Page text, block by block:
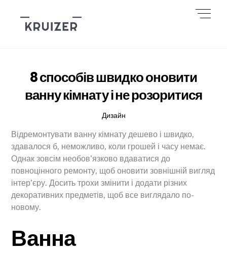
content
8 способів швидко оновити
ванну кімнату і не розоритися
Дизайн
Відремонтувати ванну кімнату дешево і швидко,
здавалося б, неможливо, коли грошей і часу немає.
Однак зовсім необов’язково вдаватися до
повноцінного ремонту, щоб оновити зовнішній вигляд
інтер’єру. Досить трохи змінити і додати різних
декоративних предметів, щоб все виглядало по-
новому.
Ванна